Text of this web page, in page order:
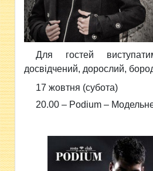
Для гостей
досвідчений, дорослий,
17 жовтня (субота)
20.00 – Podium –